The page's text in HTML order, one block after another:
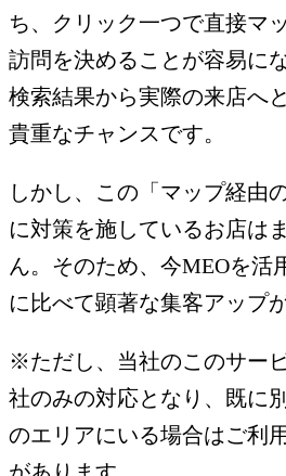
ち、クリック一つで直接マ
訪問を決めることが容易に
検索結果から実際の来店へ
貴重なチャンスです。
しかし、この「マップ経由
に対策を施しているお店は
ん。そのため、今MEOを活
に比べて顕著な集客アップ
※ただし、当社のこのサー
社のみの対応となり、既に
のエリアにいる場合はご利